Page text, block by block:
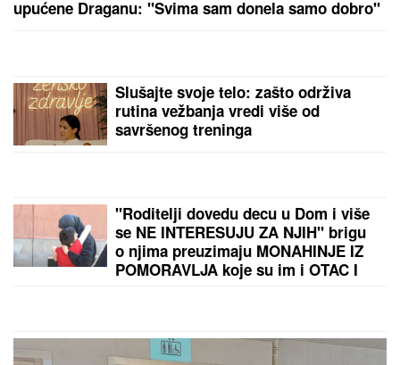
živi u Srbiji: Ima privatan bazen i fitnes salu
STANKOVIĆ ZAGRMEO POSLE POBEDE:"Nek
ostave momke na miru"! Evo šta kaže o isključenju
PREPORUKA ZA VAS